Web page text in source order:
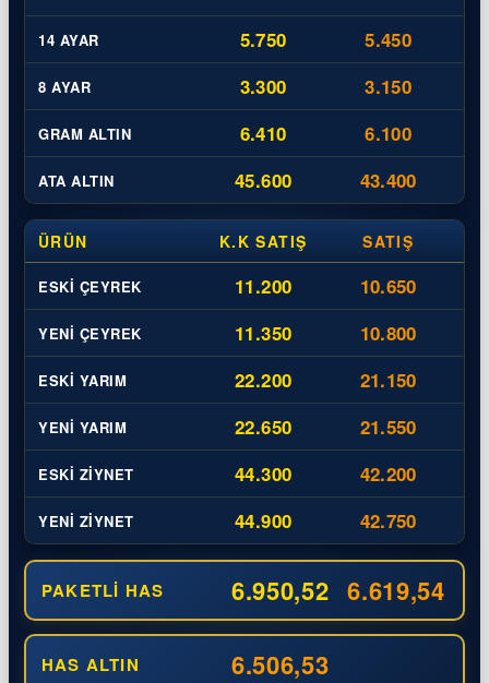
14 AYAR 5.750 5.450
8 AYAR 3.300 3.150
GRAM ALTIN 6.410 6.100
ATA ALTIN 45.600 43.400
ÜRÜN K.K SATIŞ SATIŞ
ESKI ÇEYREK 11.200 10.650
YENI ÇEYREK 11.350 10.800
ESKI YARIM 22.200 21.150
YENI YARIM 22.650 21.550
ESKI ZIYNET 44.300 42.200
YENI ZIYNET 44.900 42.750
PAKETLI HAS 6.950,52 6.619,54
HAS ALTIN 6.506,53